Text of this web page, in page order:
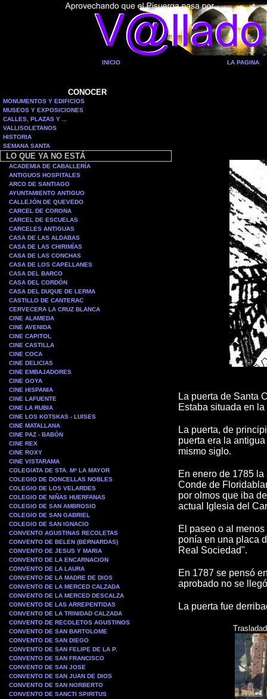
INICIO LA PAGINA
CONOCER
MONUMENTOS Y EDIFICIOS
MUSEOS Y EXPOSICIONES
CALLES, PLAZAS Y ...
VALLISOLETANOS
HISTORIA
SEMANA SANTA
LO QUE YA NO ESTÁ
ACADEMIA DE CABALLERÍA
ANTIGUOS HOSPITALES
ARCO DE SANTIAGO
AYUNTAMIENTO ANTIGUO
CALLEJÓN DE QUEVEDO
CARCEL DE CORONA
CARCEL DE ESCUELAS
CARCELES ANTIGUAS
CASA DE LAS ALDABAS
CASA DE LAS CHIRIMÍAS
CASA DE LAS CONCHAS
CASA DE LOS CAPELLANES
CASA DEL BARCO
CASA DEL CORDÓN
CASA DEL DUQUE DE LERMA
CASTILLO DE CANTERAC
CERVECERA LA CRUZ BLANCA
CINE ALAMEDA
CINE AVENIDA
CINE CAPITOL
CINE CASTILLA
CINE COCA
CINE DELICIAS
CINE EMBAJADORES
CINE GOYA
CINE HISPANIA
CINE LAFUENTE
CINE LA RUBIA
CINE LOS KOTSKAS - LUISES
CINE MATALLANA
CINE PAZ - BABÓN
CINE REX
CINE ROXY
CINE VISTARAMA
COLEGIATA DE STA. Mª LA MAYOR
COLEGIO DE DONCELLAS NOBLES
COLEGIO DE LOS VELARDES
COLEGIO DE NIÑAS HUERFANAS
COLEGIO DE SAN AMBROSIO
COLEGIO DE SAN GABRIEL
COLEGIO DE SAN IGNACIO
CONVENTO AGUSTINAS RECOLETAS
CONVENTO DE BELEN (BERNARDAS)
CONVENTO DE JESUS Y MARIA
CONVENTO DE LA ENCARNACION
CONVENTO DE LA LAURA
CONVENTO DE LA MADRE DE DIOS
CONVENTO DE LA MERCED CALZADA
CONVENTO DE LA MERCED DESCALZA
CONVENTO DE LAS ARREPENTIDAS
CONVENTO DE LA TRINIDAD CALZADA
CONVENTO DE RECOLETOS AGUSTINOS
CONVENTO DE SAN BARTOLOME
CONVENTO DE SAN DIEGO
CONVENTO DE SAN FELIPE DE LA P.
CONVENTO DE SAN FRANCISCO
CONVENTO DE SAN JOSE
CONVENTO DE SAN JUAN DE DIOS
CONVENTO DE SAN NORBERTO
CONVENTO DE SANCTI SPIRITUS
La puerta de Santa
Estaba situada en
La puerta, de
puerta era la
mismo siglo.
En enero de 1785
Conde de
por olmos que iba
actual Iglesia del
El paseo o al
ponía en una placa
Real Sociedad".
En 1787 se pensó
aprobado no se
La puerta fue